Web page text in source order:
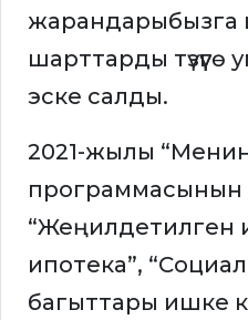
жарандарыбызга
шарттарды
эске салды.
2021-жылы “Менин
программасынын
“Жеңилдетилген
ипотека”,
багыттары ишке